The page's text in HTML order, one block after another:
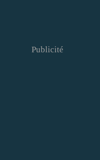
Publicité